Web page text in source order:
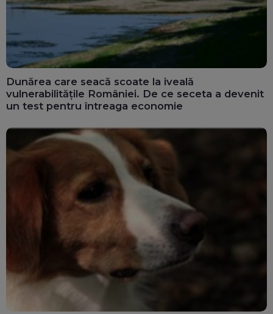
Dunărea care seacă scoate la iveală
vulnerabilitățile României. De ce seceta a devenit
un test pentru întreaga economie